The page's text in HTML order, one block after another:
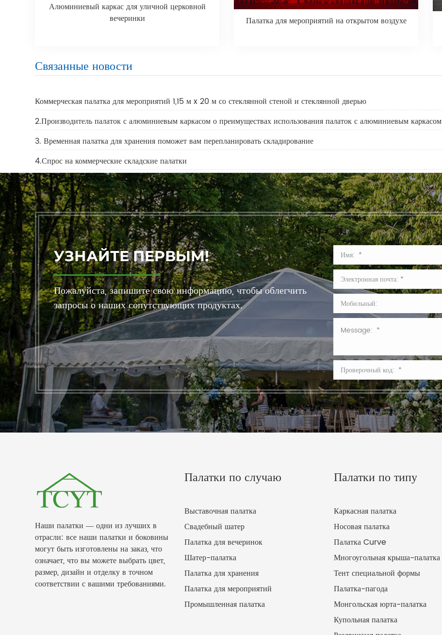
Алюминиевый каркас для уличной церковной
вечеринки
Палатка для мероприятий на открытом воздухе
Связанные новости
Коммерческая палатка для мероприятий 1,15 м x 20 м со стеклянной стеной и стеклянной дверью
2.Производитель палаток с алюминиевым каркасом о преимуществах использования палаток с алюминиевым каркасом
3. Временная палатка для хранения поможет вам перепланировать складирование
4.Спрос на коммерческие складские палатки
УЗНАЙТЕ ПЕРВЫМ!
Пожалуйста, запишите свою информацию, чтобы облегчить
запросы о наших сопутствующих продуктах.
Наши палатки — одни из лучших в
отрасли: все наши палатки и боковины
могут быть изготовлены на заказ, что
означает, что вы можете выбрать цвет,
размер, дизайн и отделку в точном
соответствии с вашими требованиями.
Палатки по случаю
Выставочная палатка
Свадебный шатер
Палатка для вечеринок
Шатер-палатка
Палатка для хранения
Палатка для мероприятий
Промышленная палатка
Палатки по типу
Каркасная палатка
Носовая палатка
Палатка Curve
Многоугольная крыша-палатка
Тент специальной формы
Палатка-пагода
Монгольская юрта-палатка
Купольная палатка